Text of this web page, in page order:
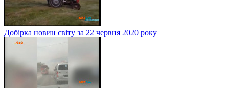
Добірка новин світу за 22 червня 2020 року